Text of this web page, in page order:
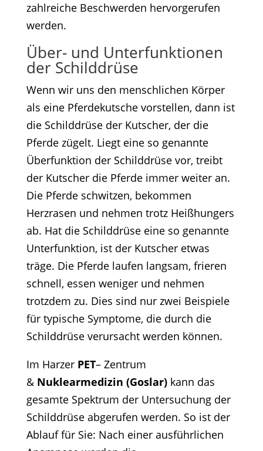
zahlreiche Beschwerden hervorgerufen
werden.
Über- und Unterfunktionen
der Schilddrüse
Wenn wir uns den menschlichen Körper
als eine Pferdekutsche vorstellen, dann ist
die Schilddrüse der Kutscher, der die
Pferde zügelt. Liegt eine so genannte
Überfunktion der Schilddrüse vor, treibt
der Kutscher die Pferde immer weiter an.
Die Pferde schwitzen, bekommen
Herzrasen und nehmen trotz Heißhungers
ab. Hat die Schilddrüse eine so genannte
Unterfunktion, ist der Kutscher etwas
träge. Die Pferde laufen langsam, frieren
schnell, essen weniger und nehmen
trotzdem zu. Dies sind nur zwei Beispiele
für typische Symptome, die durch die
Schilddrüse verursacht werden können.
Im Harzer PET– Zentrum
& Nuklearmedizin (Goslar) kann das
gesamte Spektrum der Untersuchung der
Schilddrüse abgerufen werden. So ist der
Ablauf für Sie: Nach einer ausführlichen